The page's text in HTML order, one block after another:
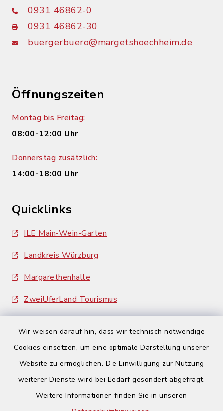
Wir weisen darauf hin, dass wir technisch notwendige
Cookies einsetzen, um eine optimale Darstellung unserer
Website zu ermöglichen. Die Einwilligung zur Nutzung
weiterer Dienste wird bei Bedarf gesondert abgefragt.
Weitere Informationen finden Sie in unseren
0931 46862-0
0931 46862-30
buergerbuero@margetshoechheim.de
Öffnungszeiten
Montag bis Freitag:
08:00-12:00 Uhr
Donnerstag zusätzlich:
14:00-18:00 Uhr
Quicklinks
ILE Main-Wein-Garten
Landkreis Würzburg
Margarethenhalle
ZweiUferLand Tourismus
Barrierefreiheit